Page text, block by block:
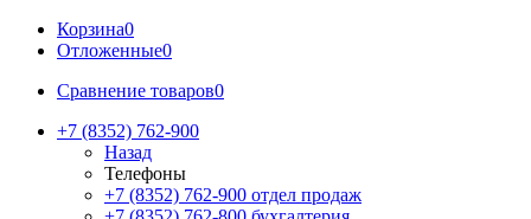
Корзина0
Отложенные0
Сравнение товаров0
+7 (8352) 762-900
Назад
Телефоны
+7 (8352) 762-900 отдел продаж